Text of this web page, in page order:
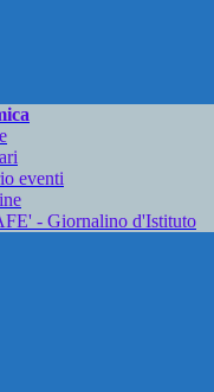
eventi
- Giornalino d'Istituto